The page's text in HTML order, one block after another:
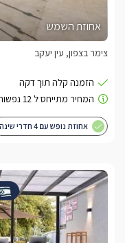
אחוזת השמש
צימר בצפון, עין יעקב
אחוזת נופש עם 4 חדרי שינה